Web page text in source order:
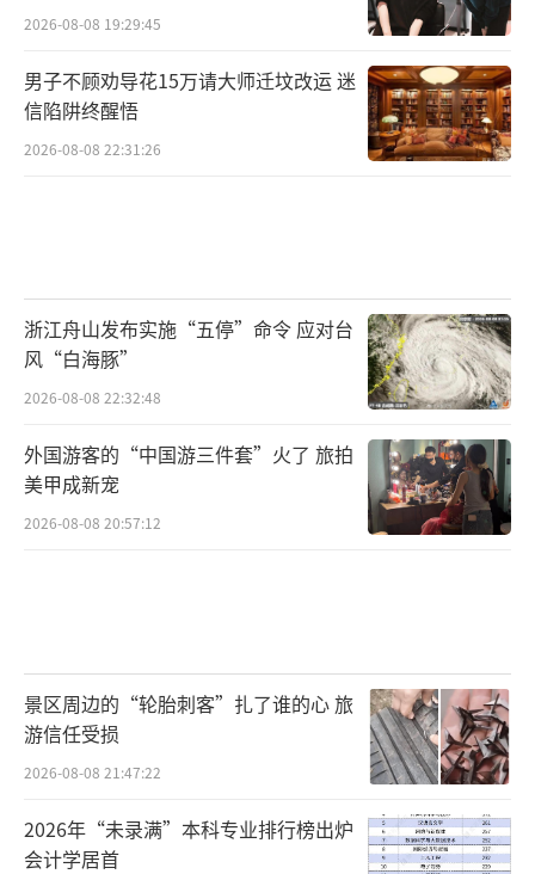
2026-08-08 19:29:45
男子不顾劝导花15万请大师迁坟改运 迷
信陷阱终醒悟
2026-08-08 22:31:26
浙江舟山发布实施“五停”命令 应对台
风“白海豚”
2026-08-08 22:32:48
外国游客的“中国游三件套”火了 旅拍
美甲成新宠
2026-08-08 20:57:12
景区周边的“轮胎刺客”扎了谁的心 旅
游信任受损
2026-08-08 21:47:22
2026年“未录满”本科专业排行榜出炉
会计学居首